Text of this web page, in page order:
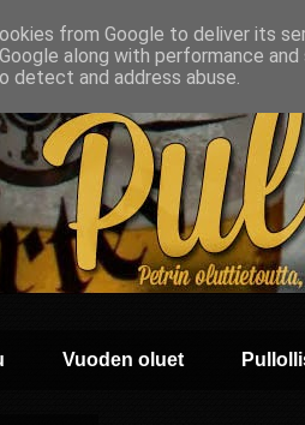
Vuoden oluet
from Google to deliver its
along with performance
detect and address abuse.